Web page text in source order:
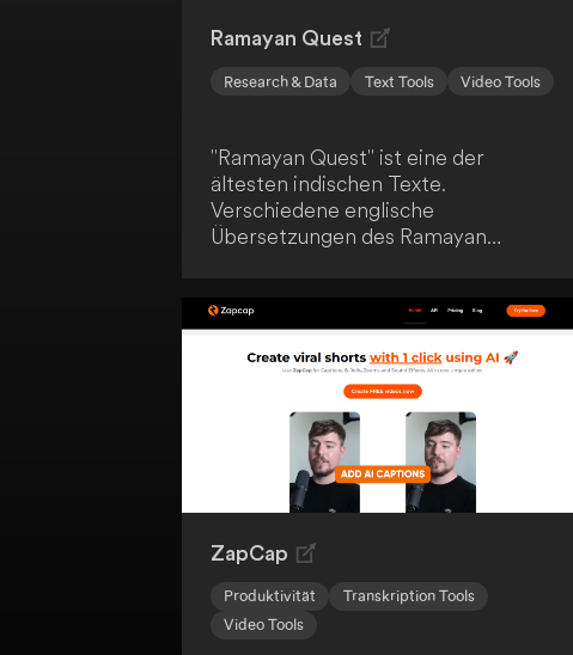
Ramayan Quest
Research & Data Text Tools Video Tools
"Ramayan Quest" ist eine der
ältesten indischen Texte.
Verschiedene englische
Übersetzungen des Ramayan
erweitert. Dies ermöglicht eine
Interpretation des klassischen
ZapCap
Produktivität
Transkription Tools
Video Tools